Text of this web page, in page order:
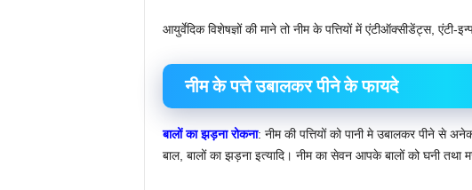
आयुर्वेदिक विशेषज्ञों की माने तो नीम के पत्तियों में एंटीऑक्सीडेंट्स, एंटी-
नीम के पत्ते उबालकर पीने के फायदे
बालों का झड़ना रोकना: नीम की पत्तियों को पानी मे उबालकर पीने से
बाल, बालों का झड़ना इत्यादि। नीम का सेवन आपके बालों को घनी